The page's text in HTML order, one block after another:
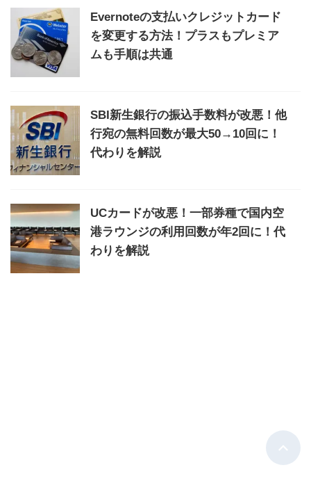
Evernoteの支払いクレジットカード
を変更する方法！プラスもプレミア
ムも手順は共通
SBI新生銀行の振込手数料が改悪！他
行宛の無料回数が最大50→10回に！
代わりを解説
UCカードが改悪！一部券種で国内空
港ラウンジの利用回数が年2回に！代
わりを解説